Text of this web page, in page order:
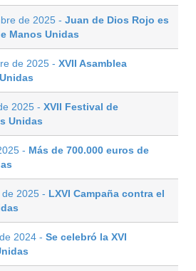
de 2025 - Juan de Dios Rojo es
Manos Unidas
de 2025 - XVII Asamblea
2025 - XVII Festival de
Unidas
- Más de 700.000 euros de
2025 - LXVI Campaña contra el
2024 - Se celebró la XVI